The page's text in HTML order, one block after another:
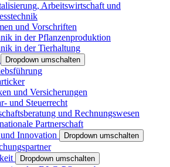
Arbeitswirtschaft und
und Vorschriften
in der Pflanzenproduktion
in der Tierhaltung
Dropdown umschalten
und Versicherungen
und Steuerrecht
und Rechnungswesen
Partnerschaft
Innovation
Dropdown umschalten
Dropdown umschalten